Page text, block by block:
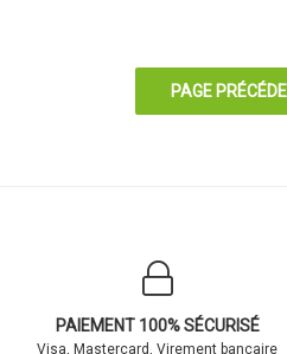
PAIEMENT 100% SÉCURISÉ
Visa, Mastercard, Virement bancaire